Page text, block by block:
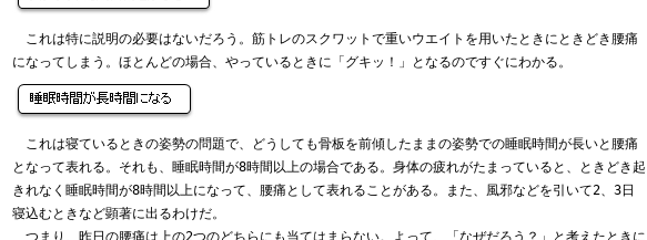
これは特に説明の必要はないだろう。筋トレのスクワットで重いウエイトを用いたときにときどき腰痛
になってしまう。ほとんどの場合、やっているときに「グキッ！」となるのですぐにわかる。
これは寝ているときの姿勢の問題で、どうしても骨板を前傾したままの姿勢での睡眠時間が長いと腰痛
となって表れる。それも、睡眠時間が8時間以上の場合である。身体の疲れがたまっていると、ときどき起
きれなく睡眠時間が8時間以上になって、腰痛として表れることがある。また、風邪などを引いて2、3日
寝込むときなど顕著に出るわけだ。
つまり、昨日の腰痛は上の2つのどちらにも当てはまらない。よって、「なぜだろう？」と考えたときに